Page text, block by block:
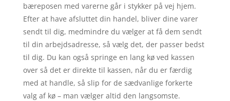
bæreposen med varerne går i stykker på vej hjem.
Efter at have afsluttet din handel, bliver dine varer
sendt til dig, medmindre du vælger at få dem sendt
til din arbejdsadresse, så vælg det, der passer bedst
til dig. Du kan også springe en lang kø ved kassen
over så det er direkte til kassen, når du er færdig
med at handle, så slip for de sædvanlige forkerte
valg af kø – man vælger altid den langsomste.